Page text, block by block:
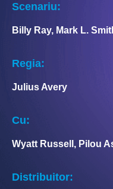
Scenariu:
Billy Ray, Mark L.
Regia:
Julius Avery
Cu:
Wyatt Russell, Pilou
Distribuitor: